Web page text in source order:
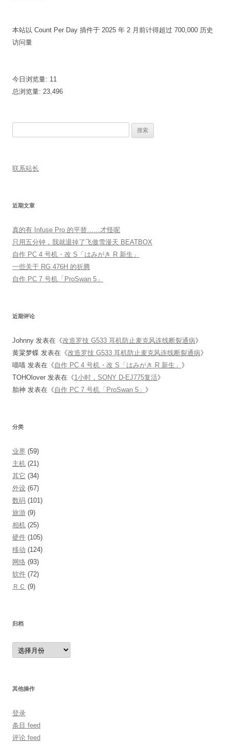
本站以 Count Per Day 插件于 2025 年 2 月前计得超过 700,000 历史
访问量
今日浏览量: 11
总浏览量: 23,496
联系站长
近期文章
真的有 Infuse Pro 的平替……才怪呢
只用五分钟，我就退掉了飞傲雪漫天 BEATBOX
自作 PC 4 号机・改 S「はみがき R 新生」
一些关于 RG 476H 的折腾
自作 PC 7 号机「ProSwan 5」
近期评论
Johnny 发表在《改造罗技 G533 耳机防止麦克风连线断裂通病》
黄粱梦蝶 发表在《改造罗技 G533 耳机防止麦克风连线断裂通病》
喵喵 发表在《自作 PC 4 号机・改 S「はみがき R 新生」 》
TOHOlover 发表在《1小时，SONY D-EJ775复活》
胎神 发表在《自作 PC 7 号机「ProSwan 5」 》
分类
业界 (59)
主机 (21)
其它 (34)
外设 (67)
数码 (101)
旅游 (9)
相机 (25)
硬件 (105)
移动 (124)
网络 (93)
软件 (72)
ＲＣ (9)
归档
归
档
其他操作
登录
条目 feed
评论 feed